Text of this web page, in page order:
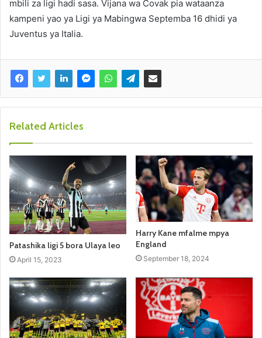
mbili za ligi hadi sasa. Vijana wa Covak pia wataanza
kampeni yao ya Ligi ya Mabingwa Septemba 16 dhidi ya
Juventus ya Italia.
Related Articles
Patashika ligi 5 bora Ulaya leo
April 15, 2023
Harry Kane mfalme mpya
England
September 18, 2024